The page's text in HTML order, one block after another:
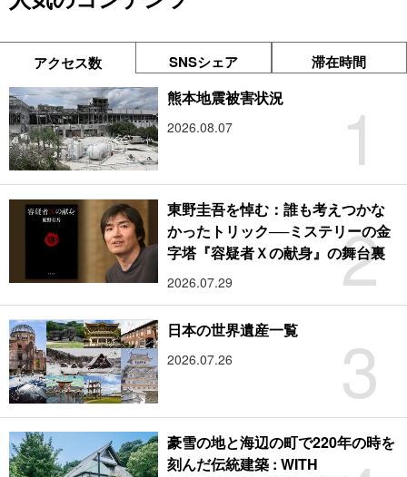
アクセス数 SNSシェア 滞在時間
1
熊本地震被害状況
2026.08.07
2
東野圭吾を悼む：誰も考えつかな
かったトリック──ミステリーの金
字塔『容疑者Ｘの献身』の舞台裏
2026.07.29
3
日本の世界遺産一覧
2026.07.26
豪雪の地と海辺の町で220年の時を
刻んだ伝統建築 : WITH